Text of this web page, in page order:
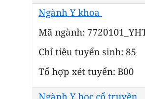
Ngành Y khoa
Mã ngành:
Chỉ tiêu tuyển sinh: 85
Tổ hợp xét tuyển: B00
Ngành Y học cổ truyền